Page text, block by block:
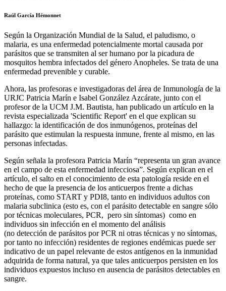
Raúl García Hémonnet
Según la Organización Mundial de la Salud, el paludismo, o
malaria, es una enfermedad potencialmente mortal causada por
parásitos que se transmiten al ser humano por la picadura de
mosquitos hembra infectados del género Anopheles. Se trata de una
enfermedad prevenible y curable.
Ahora, las profesoras e investigadoras del área de Inmunología de la
URJC Patricia Marín e Isabel González Azcárate, junto con el
profesor de la UCM J.M. Bautista, han publicado un artículo en la
revista especializada 'Scientific Report' en el que explican su
hallazgo: la identificación de dos inmunógenos, proteínas del
parásito que estimulan la respuesta inmune, frente al mismo, en las
personas infectadas.
Según señala la profesora Patricia Marín “representa un gran avance
en el campo de esta enfermedad infecciosa”. Según explican en el
artículo, el salto en el conocimiento de esta patología reside en el
hecho de que la presencia de los anticuerpos frente a dichas
proteínas, como START y PDI8, tanto en individuos adultos con
malaria subclinica (esto es, con el parásito detectable en sangre sólo
por técnicas moleculares, PCR, pero sin síntomas) como en
individuos sin infección en el momento del análisis
(no detección de parásitos por PCR ni otras técnicas y no síntomas,
por tanto no infección) residentes de regiones endémicas puede ser
indicativo de un papel relevante de estos antígenos en la inmunidad
adquirida de forma natural, ya que tales anticuerpos persisten en los
individuos expuestos incluso en ausencia de parásitos detectables en
sangre.